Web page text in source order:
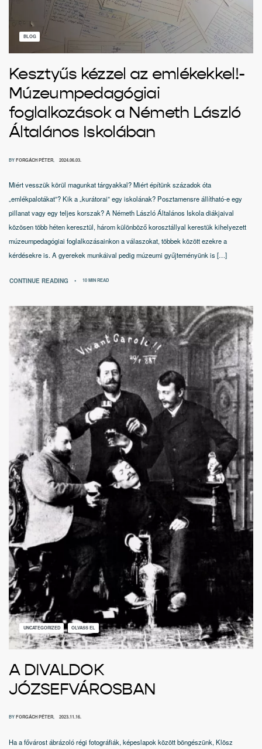
BLOG
Kesztyűs kézzel az emlékekkel!-
Múzeumpedagógiai
foglalkozások a Németh László
Általános Iskolában
BY FORGÁCH PÉTER 2024.06.03.
Miért vesszük körül magunkat tárgyakkal? Miért építünk századok óta
„emlékpalotákat”? Kik a „kurátorai” egy iskolának? Posztamensre állítható-e egy
pillanat vagy egy teljes korszak? A Németh László Általános Iskola diákjaival
közösen több héten keresztül, három különböző korosztállyal kerestük kihelyezett
múzeumpedagógiai foglalkozásainkon a válaszokat, többek között ezekre a
kérdésekre is. A gyerekek munkáival pedig múzeumi gyűjteményünk is […]
CONTINUE READING 10 MIN READ
UNCATEGORIZED OLVASS EL
A DIVALDOK
JÓZSEFVÁROSBAN
BY FORGÁCH PÉTER 2023.11.16.
Ha a fővárost ábrázoló régi fotográfiák, képeslapok között böngészünk, Klösz